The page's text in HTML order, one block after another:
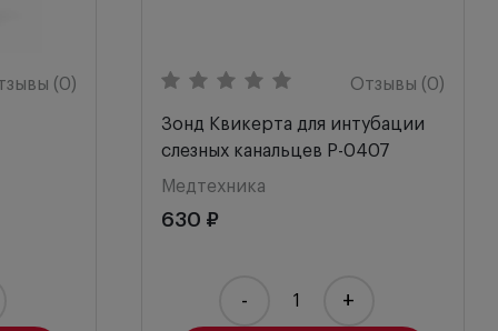
(0) Отзывы (0)
Зонд Квикерта для интубации
слезных канальцев P-0407
Медтехника
630 ₽
- +